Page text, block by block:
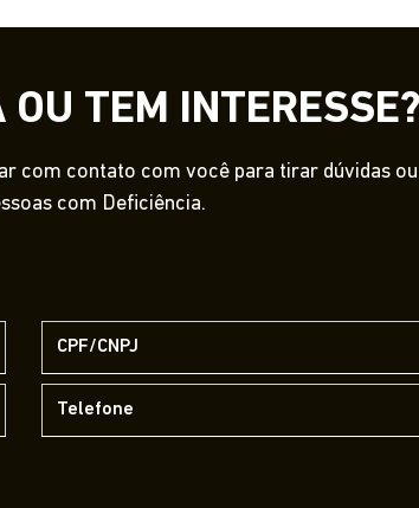
TEM INTERESSE?
com contato com você para tirar dúvidas
com Deficiência.